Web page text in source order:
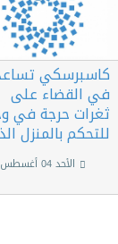
كاسبرسكي
في القضاء على
ثغرات حرجة في
للتحكم بالمنزل
الأحد 04 أغسطس 2019